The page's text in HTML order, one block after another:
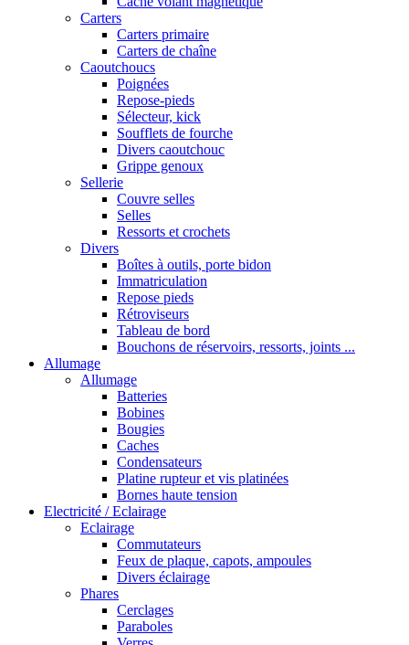
Carters
Carters primaire
Carters de chaîne
Caoutchoucs
Poignées
Repose-pieds
Sélecteur, kick
Soufflets de fourche
Divers caoutchouc
Grippe genoux
Sellerie
Couvre selles
Selles
Ressorts et crochets
Divers
Boîtes à outils, porte bidon
Immatriculation
Repose pieds
Rétroviseurs
Tableau de bord
Bouchons de réservoirs, ressorts, joints ...
Allumage
Allumage
Batteries
Bobines
Bougies
Caches
Condensateurs
Platine rupteur et vis platinées
Bornes haute tension
Electricité / Eclairage
Eclairage
Commutateurs
Feux de plaque, capots, ampoules
Divers éclairage
Phares
Cerclages
Paraboles